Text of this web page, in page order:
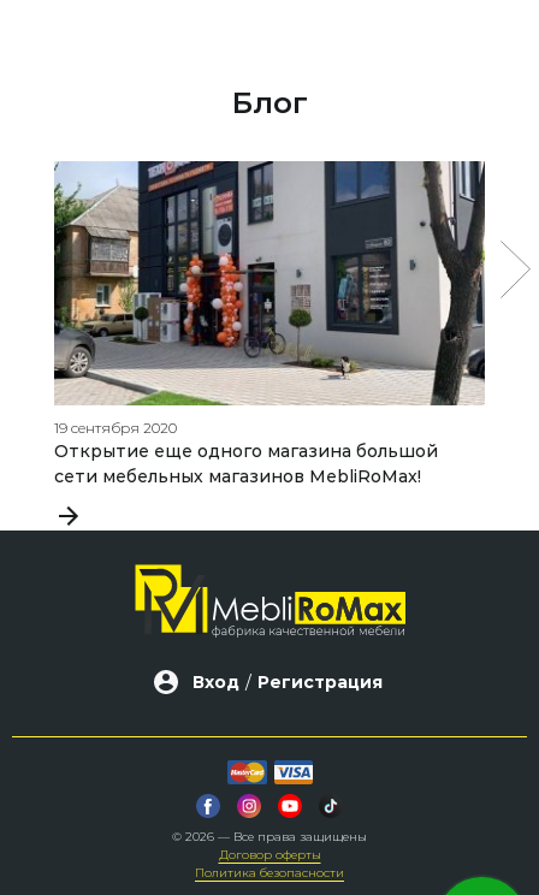
Блог
19 сентября 2020
Открытие еще одного магазина большой
сети мебельных магазинов MebliRoMax!
Вход / Регистрация
© 2026 — Все права защищены
Договор оферты
Политика безопасности